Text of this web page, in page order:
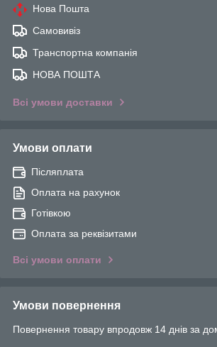
Нова Пошта
Самовивіз
Транспортна компанія
НОВА ПОШТА
Всі умови доставки
Умови оплати
Післяплата
Оплата на рахунок
Готівкою
Оплата за реквізитами
Всі умови оплати
Умови повернення
Повернення товару впродовж 14 днів за